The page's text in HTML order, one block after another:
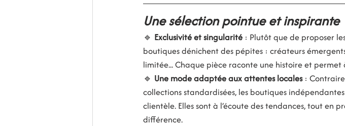
Une sélection pointue et inspirante
🔹 Exclusivité et singularité : Plutôt que de proposer
boutiques dénichent des pépites : créateurs
limitée... Chaque pièce raconte une histoire et permet
🔹 Une mode adaptée aux attentes locales :
collections standardisées, les boutiques
clientèle. Elles sont à l’écoute des tendances, tout en
différence.